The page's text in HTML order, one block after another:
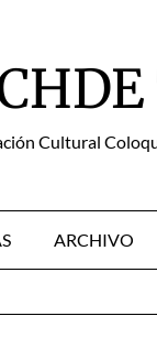
Cultural
ARCHIVO